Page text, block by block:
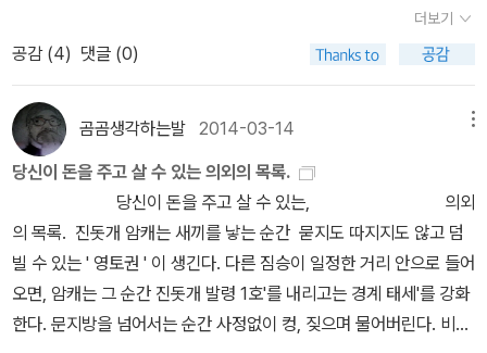
일거야. 우린 심지어 생긴 것도 어딘지 비슷해....... 하지만 어쨌거나
네가 나한테서 살아남은 건 그저 군이 좋았기 때문이야. 내가 알고 싶
1 이러한 대칭성의 특성은 J.K 롤링( J. K. Rowling, 1965 ~ )보다
물리학자인 리사 랜들(Lisa Randall, 1962 ~ )이 보다 상세하게 잘
설명해주는 듯하다. 랜들은 저서 <숨겨진 우주 Warped Passages:
Unraveling the Mysteries of the Universe's Hidden Dimensi
ons>에서 대칭성을 활용해서 우리는 보다 쉽게(최소한 한 개 이상의
변수를 줄이면서) 우릭가 속한 세계를 설명할 수 있음을 설명한다. <
해리 포터와 비밀의 방>에서 톰 리들이 해리 포터의 움직임을 예상할
수 있었던 것은 이들이 갖는 대칭성 때문일 것이다. 대칭성은 예술과
즐거웠다. 굴드의 책을은 내게 책을 읽는 자의 자부심을 느끼게 해주
는 뭔가가 있다. 굴드책을 읽고 있다는 행위 자체에 나도 모르게 목에
힘을 주는 뭔가 가 있다. 그 덕에 올 추석 연휴가 즐거 웠다... 홀 책은
시작을 했으니 마무리를 지어야 한다는 생각, 이 책을 읽는 다는 생각
에 내 마음이 설렌다. 이 양반은 책 제목도 상당히 땅기게 만들었다.
숨겨진 차원, 침묵의 언어, 문화를 넘어서, 생명의 춤. 제목도 이정도
면 예술이 아닐까? 굴드의 힘내라 브론토는 알라딘에서 상당히 신경
을 쓰는 책이 아닌가 싶다. 여덟마리, 플라밍고에 비해서 이 책의 리뷰
는 상당히 많이 달려 있다. 알라딘에서 신경을 쓴만큼 미는 책의 수준
은 어느 정도 되는지...굴드의 책이니 두말하면 잔소리 겠지만 이 책은
굴드본인이 자화자찬했다고 했으니 기대 해 보자 ... 그냥 한번 낚여
더보기
공감 (4) 댓글 (0)
곰곰생각하는발 2014-03-14
당신이 돈을 주고 살 수 있는 의외의 목록.
의 목록. 진돗개 암캐는 새끼를 낳는 순간 묻지도 따지지도 않고 덤
빌 수 있는 ' 영토권 ' 이 생긴다. 다른 짐승이 일정한 거리 안으로 들어
오면, 암캐는 그 순간 진돗개 발령 1호'를 내리고는 경계 태세'를 강화
한다. 문지방을 넘어서는 순간 사정없이 컹, 짖으며 물어버린다. 비록